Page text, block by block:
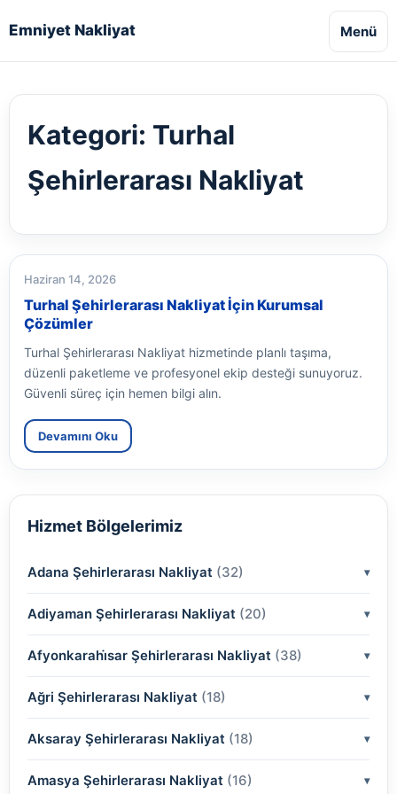
Emniyet Nakliyat Menü
Kategori: Turhal
Şehirlerarası Nakliyat
Haziran 14, 2026
Turhal Şehirlerarası Nakliyat İçin Kurumsal
Çözümler
Turhal Şehirlerarası Nakliyat hizmetinde planlı taşıma,
düzenli paketleme ve profesyonel ekip desteği sunuyoruz.
Güvenli süreç için hemen bilgi alın.
Devamını Oku
Hizmet Bölgelerimiz
Adana Şehirlerarası Nakliyat (32)
(2)
(2)
(2)
(2)
(2)
Adiyaman Şehirlerarası Nakliyat (20)
(2)
(2)
(2)
(2)
Afyonkarahi̇sar Şehirlerarası Nakliyat (38)
(2)
(2)
(2)
Ağri Şehirlerarası Nakliyat (18)
(2)
(2)
Aksaray Şehirlerarası Nakliyat (18)
(2)
Amasya Şehirlerarası Nakliyat (16)